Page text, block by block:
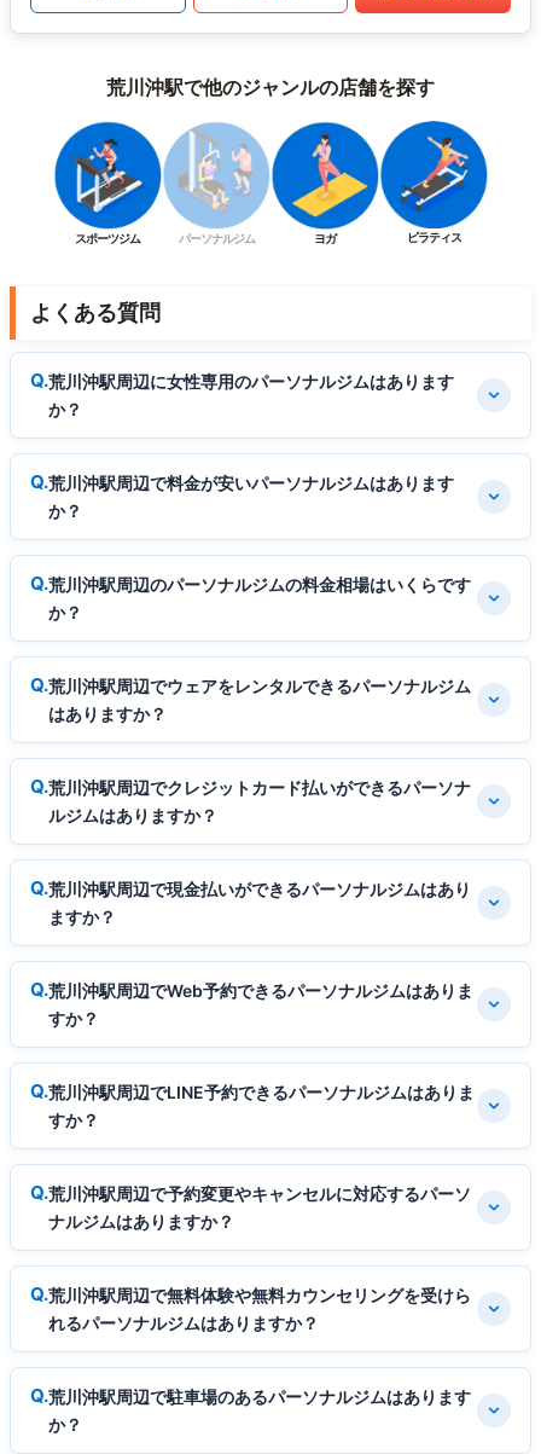
荒川沖駅で他のジャンルの店舗を探す
スポーツジム パーソナルジム ヨガ ピラティス
よくある質問
荒川沖駅周辺に女性専用のパーソナルジムはあります
か？
荒川沖駅周辺で料金が安いパーソナルジムはあります
か？
荒川沖駅周辺のパーソナルジムの料金相場はいくらです
か？
荒川沖駅周辺でウェアをレンタルできるパーソナルジム
はありますか？
荒川沖駅周辺でクレジットカード払いができるパーソナ
ルジムはありますか？
荒川沖駅周辺で現金払いができるパーソナルジムはあり
ますか？
荒川沖駅周辺でWeb予約できるパーソナルジムはありま
すか？
荒川沖駅周辺でLINE予約できるパーソナルジムはありま
すか？
荒川沖駅周辺で予約変更やキャンセルに対応するパーソ
ナルジムはありますか？
荒川沖駅周辺で無料体験や無料カウンセリングを受けら
れるパーソナルジムはありますか？
荒川沖駅周辺で駐車場のあるパーソナルジムはあります
か？